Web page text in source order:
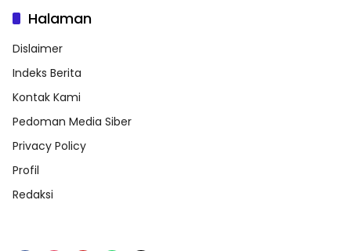
Halaman
Dislaimer
Indeks Berita
Kontak Kami
Pedoman Media Siber
Privacy Policy
Profil
Redaksi